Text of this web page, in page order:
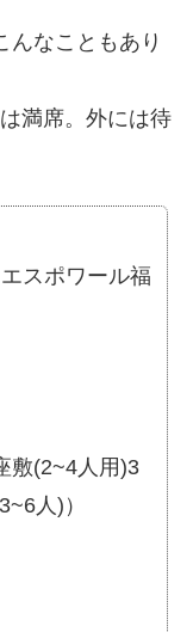
んなこともあり
満席。外には待
スポワール福
敷(2~4人用)3
人)）